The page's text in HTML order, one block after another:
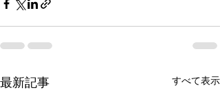
最新記事 すべて表示